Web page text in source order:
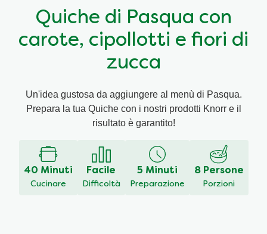
Ricette a base di cereali
Le ricette di Chiara Maci per Knorr
Consigli del mestiere
Insaporitori
Quiche di Pasqua con
carote, cipollotti e fiori di
zucca
Un'idea gustosa da aggiungere al menù di Pasqua.
Prepara la tua Quiche con i nostri prodotti Knorr e il
risultato è garantito!
40 Minuti
Cucinare
Facile
Difficoltà
5 Minuti
Preparazione
8 Persone
Porzioni